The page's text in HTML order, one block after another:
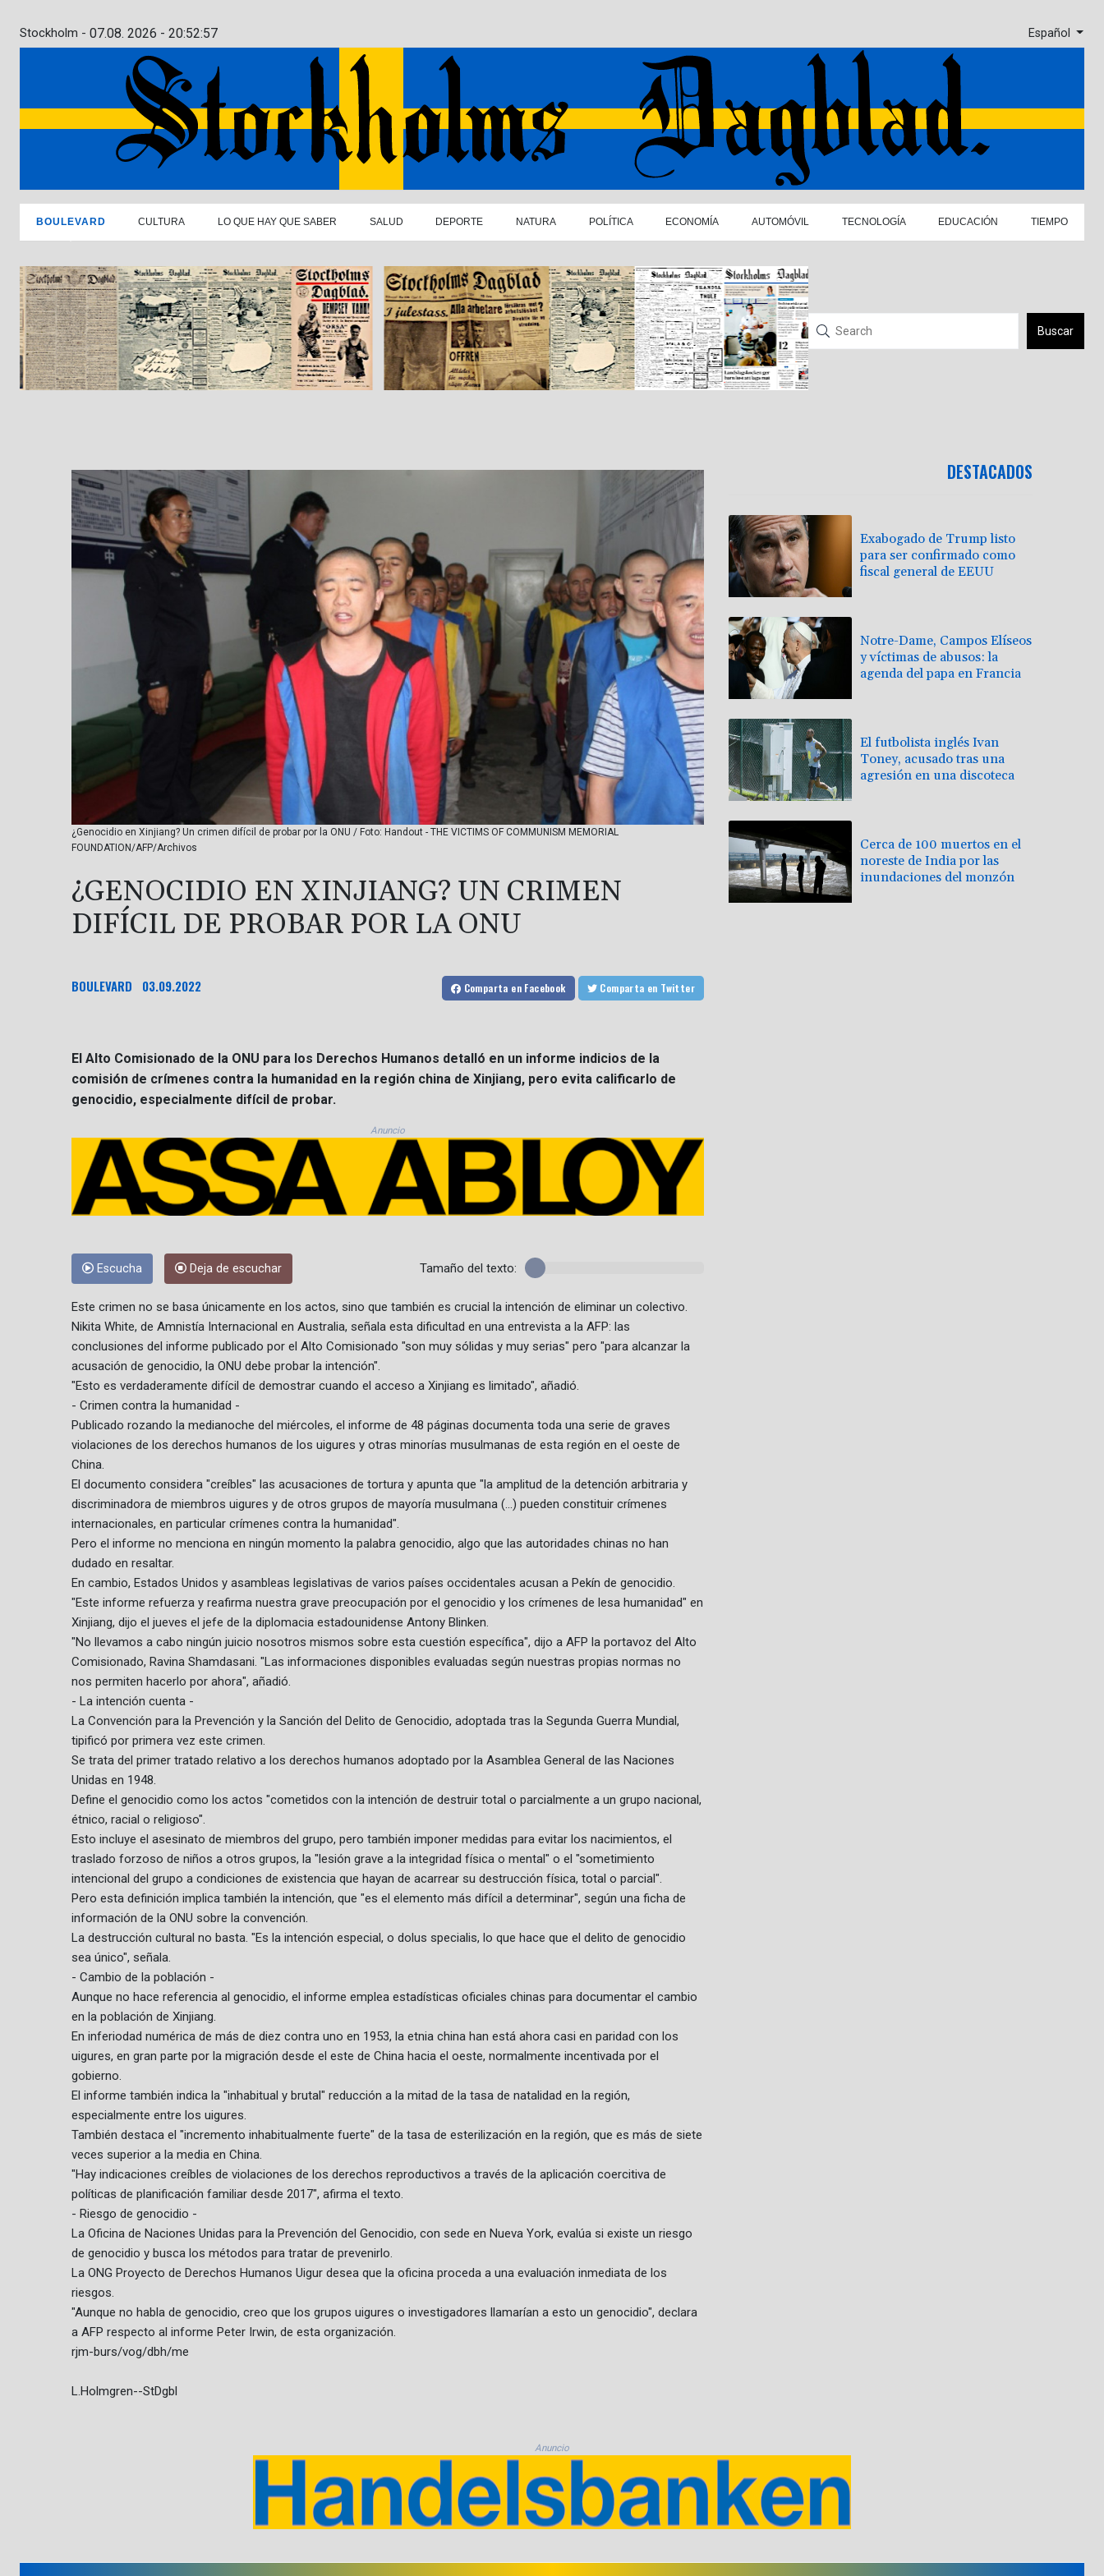
Stockholm - 07.08. 2026 - 20:52:58 Español
BOULEVARD CULTURA LO QUE HAY QUE SABER SALUD DEPORTE NATURA POLÍTICA ECONOMÍA AUTOMÓVIL TECNOLOGÍA EDUCACIÓN TIEMPO
Buscar
¿Genocidio en Xinjiang? Un crimen difícil de probar por la ONU / Foto: Handout - THE VICTIMS OF COMMUNISM MEMORIAL
FOUNDATION/AFP/Archivos
¿GENOCIDIO EN XINJIANG? UN CRIMEN
DIFÍCIL DE PROBAR POR LA ONU
BOULEVARD 03.09.2022 Comparta en Facebook Comparta en Twitter
El Alto Comisionado de la ONU para los Derechos Humanos detalló en un informe indicios de la
comisión de crímenes contra la humanidad en la región china de Xinjiang, pero evita calificarlo de
genocidio, especialmente difícil de probar.
Anuncio
Escucha Deja de escuchar Tamaño del texto:
Este crimen no se basa únicamente en los actos, sino que también es crucial la intención de eliminar un colectivo.
Nikita White, de Amnistía Internacional en Australia, señala esta dificultad en una entrevista a la AFP: las
conclusiones del informe publicado por el Alto Comisionado "son muy sólidas y muy serias" pero "para alcanzar la
acusación de genocidio, la ONU debe probar la intención".
"Esto es verdaderamente difícil de demostrar cuando el acceso a Xinjiang es limitado", añadió.
- Crimen contra la humanidad -
Publicado rozando la medianoche del miércoles, el informe de 48 páginas documenta toda una serie de graves
violaciones de los derechos humanos de los uigures y otras minorías musulmanas de esta región en el oeste de
China.
El documento considera "creíbles" las acusaciones de tortura y apunta que "la amplitud de la detención arbitraria y
discriminadora de miembros uigures y de otros grupos de mayoría musulmana (...) pueden constituir crímenes
internacionales, en particular crímenes contra la humanidad".
Pero el informe no menciona en ningún momento la palabra genocidio, algo que las autoridades chinas no han
dudado en resaltar.
En cambio, Estados Unidos y asambleas legislativas de varios países occidentales acusan a Pekín de genocidio.
"Este informe refuerza y reafirma nuestra grave preocupación por el genocidio y los crímenes de lesa humanidad" en
Xinjiang, dijo el jueves el jefe de la diplomacia estadounidense Antony Blinken.
"No llevamos a cabo ningún juicio nosotros mismos sobre esta cuestión específica", dijo a AFP la portavoz del Alto
Comisionado, Ravina Shamdasani. "Las informaciones disponibles evaluadas según nuestras propias normas no
nos permiten hacerlo por ahora", añadió.
- La intención cuenta -
La Convención para la Prevención y la Sanción del Delito de Genocidio, adoptada tras la Segunda Guerra Mundial,
tipificó por primera vez este crimen.
Se trata del primer tratado relativo a los derechos humanos adoptado por la Asamblea General de las Naciones
Unidas en 1948.
Define el genocidio como los actos "cometidos con la intención de destruir total o parcialmente a un grupo nacional,
étnico, racial o religioso".
Esto incluye el asesinato de miembros del grupo, pero también imponer medidas para evitar los nacimientos, el
traslado forzoso de niños a otros grupos, la "lesión grave a la integridad física o mental" o el "sometimiento
intencional del grupo a condiciones de existencia que hayan de acarrear su destrucción física, total o parcial".
Pero esta definición implica también la intención, que "es el elemento más difícil a determinar", según una ficha de
información de la ONU sobre la convención.
La destrucción cultural no basta. "Es la intención especial, o dolus specialis, lo que hace que el delito de genocidio
sea único", señala.
- Cambio de la población -
Aunque no hace referencia al genocidio, el informe emplea estadísticas oficiales chinas para documentar el cambio
en la población de Xinjiang.
En inferiodad numérica de más de diez contra uno en 1953, la etnia china han está ahora casi en paridad con los
uigures, en gran parte por la migración desde el este de China hacia el oeste, normalmente incentivada por el
gobierno.
El informe también indica la "inhabitual y brutal" reducción a la mitad de la tasa de natalidad en la región,
especialmente entre los uigures.
También destaca el "incremento inhabitualmente fuerte" de la tasa de esterilización en la región, que es más de siete
veces superior a la media en China.
"Hay indicaciones creíbles de violaciones de los derechos reproductivos a través de la aplicación coercitiva de
políticas de planificación familiar desde 2017", afirma el texto.
- Riesgo de genocidio -
La Oficina de Naciones Unidas para la Prevención del Genocidio, con sede en Nueva York, evalúa si existe un riesgo
de genocidio y busca los métodos para tratar de prevenirlo.
La ONG Proyecto de Derechos Humanos Uigur desea que la oficina proceda a una evaluación inmediata de los
riesgos.
"Aunque no habla de genocidio, creo que los grupos uigures o investigadores llamarían a esto un genocidio", declara
a AFP respecto al informe Peter Irwin, de esta organización.
rjm-burs/vog/dbh/me
L.Holmgren--StDgbl
DESTACADOS
Exabogado de Trump listo
para ser confirmado como
fiscal general de EEUU
Notre-Dame, Campos Elíseos
y víctimas de abusos: la
agenda del papa en Francia
El futbolista inglés Ivan
Toney, acusado tras una
agresión en una discoteca
Cerca de 100 muertos en el
noreste de India por las
inundaciones del monzón
Anuncio